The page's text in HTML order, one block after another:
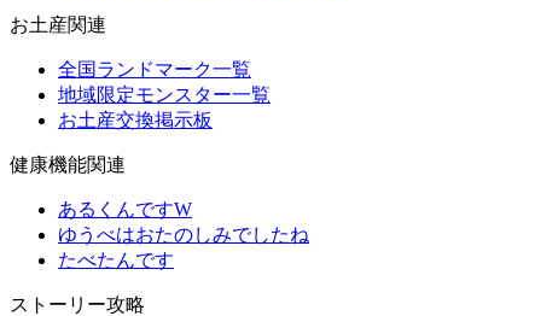
お土産関連
全国ランドマーク一覧
地域限定モンスター一覧
お土産交換掲示板
健康機能関連
あるくんですW
ゆうべはおたのしみでしたね
たべたんです
ストーリー攻略